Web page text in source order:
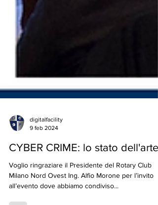
9 feb 2024
CYBER CRIME: lo stato dell'arte
Voglio ringraziare il Presidente del Rotary Club
Milano Nord Ovest Ing. Alfio Morone per l’invito
all’evento dove abbiamo condiviso...